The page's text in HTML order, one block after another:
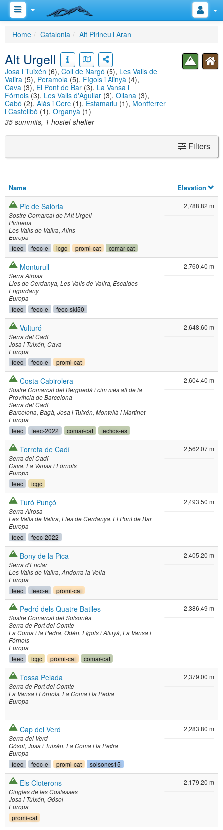
Home Catalonia Alt Pirineu i Aran
Alt Urgell
Josa i Tuixén (6), Coll de Nargó (5), Les Valls de
Valira (5), Peramola (5), Fígols i Alinyà (4),
Cava (3), El Pont de Bar (3), La Vansa i
Fórnols (3), Les Valls d'Aguilar (3), Oliana (3),
Cabó (2), Alàs i Cerc (1), Estamariu (1), Montferrer
i Castellbò (1), Organyà (1)
35 summits, 1 hostel-shelter
Filters
Name Elevation
Pic de Salòria
Sostre Comarcal de l'Alt Urgell
Pirineus
Les Valls de Valira Alins
Europa
feec feec-e icgc promi-cat comar-cat
2,788.82 m
Monturull
Serra Airosa
Lles de Cerdanya Les Valls de Valira Escaldes-
Engordany
Europa
feec feec-e feec-ski50
2,760.40 m
Vulturó
Serra del Cadí
Josa i Tuixén Cava
Europa
feec feec-e promi-cat
2,648.60 m
Costa Cabirolera
Sostre Comarcal del Berguedà i cim més alt de la
Província de Barcelona
Serra del Cadí
Barcelona Bagà Josa i Tuixén Montellà i Martinet
Europa
feec feec-2022 comar-cat techos-es
2,604.40 m
Torreta de Cadí
Serra del Cadí
Cava La Vansa i Fórnols
Europa
feec icgc
2,562.07 m
Turó Punçó
Serra Airosa
Les Valls de Valira Lles de Cerdanya El Pont de Bar
Europa
feec feec-2022
2,493.50 m
Bony de la Pica
Serra d'Enclar
Les Valls de Valira Andorra la Vella
Europa
feec feec-e promi-cat
2,405.20 m
Pedró dels Quatre Batlles
Sostre Comarcal del Solsonès
Serra de Port del Comte
La Coma i la Pedra Odèn Fígols i Alinyà La Vansa i
Fórnols
Europa
feec icgc promi-cat comar-cat
2,386.49 m
Tossa Pelada
Serra de Port del Comte
La Vansa i Fórnols La Coma i la Pedra
Europa
2,379.00 m
Cap del Verd
Serra del Verd
Gósol Josa i Tuixén La Coma i la Pedra
Europa
feec feec-e promi-cat solsones15
2,283.80 m
Els Cloterons
Cingles de les Costasses
Josa i Tuixén Gósol
Europa
promi-cat
2,179.20 m